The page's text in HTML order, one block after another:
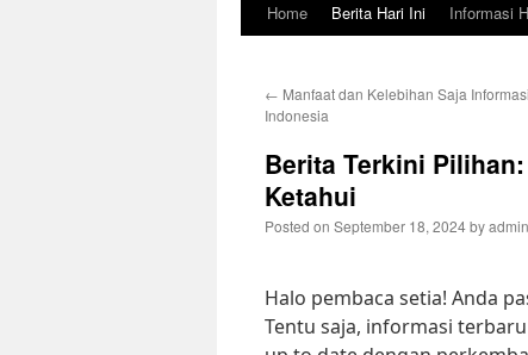
Home Berita Hari Ini Informasi
← Manfaat dan Kelebihan Saja
Indonesia
Berita Terkini
Ketahui
Posted on September 18, 2024byadmin
Halo pembaca setia! Anda
Tentu saja, informasi